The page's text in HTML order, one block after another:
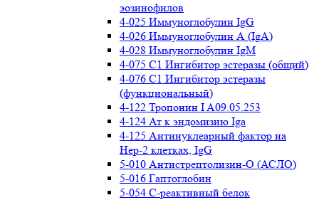
эозинофилов
4-025 Иммуноглобулин IgG
4-026 Иммуноглобулин А (IgA)
4-028 Иммуноглобулин IgM
4-075 С1 Ингибитор эстеразы (общий)
4-076 С1 Ингибитор эстеразы
(функциональный)
4-122 Тропонин I A09.05.253
4-124 Ат к эндомизию Iga
4-125 Антинуклеарный фактор на
Нер-2 клетках, IgG
5-010 Антистрептолизин-О (АСЛО)
5-016 Гаптоглобин
5-054 С-реактивный белок